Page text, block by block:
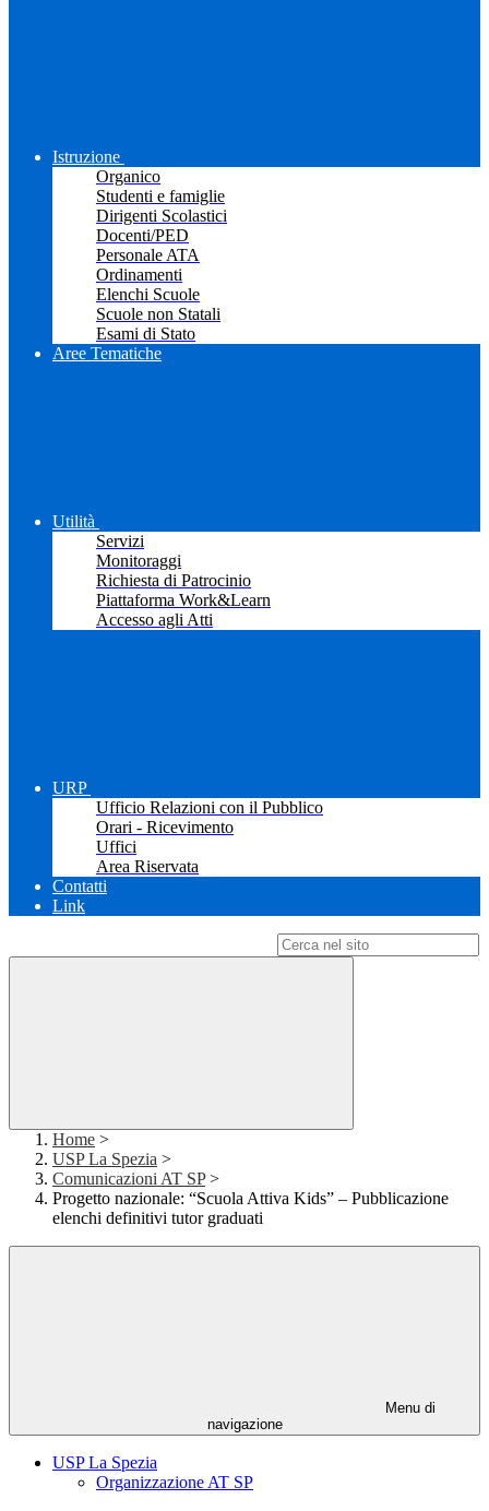
Istruzione
Organico
Studenti e famiglie
Dirigenti Scolastici
Docenti/PED
Personale ATA
Ordinamenti
Elenchi Scuole
Scuole non Statali
Esami di Stato
Aree Tematiche
Utilità
Servizi
Monitoraggi
Richiesta di Patrocinio
Piattaforma Work&Learn
Accesso agli Atti
URP
Ufficio Relazioni con il Pubblico
Orari - Ricevimento
Uffici
Area Riservata
Contatti
Link
Home >
USP La Spezia >
Comunicazioni AT SP >
Progetto nazionale: “Scuola Attiva Kids” – Pubblicazione
elenchi definitivi tutor graduati
Menu di
navigazione
USP La Spezia
Organizzazione AT SP